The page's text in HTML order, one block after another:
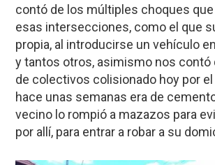
contó de los múltiples choques
esas intersecciones, como el que
propia, al introducirse un vehículo
y tantos otros, asimismo nos contó
de colectivos colisionado hoy por
hace unas semanas era de
vecino lo rompió a mazazos para
por allí, para entrar a robar a su